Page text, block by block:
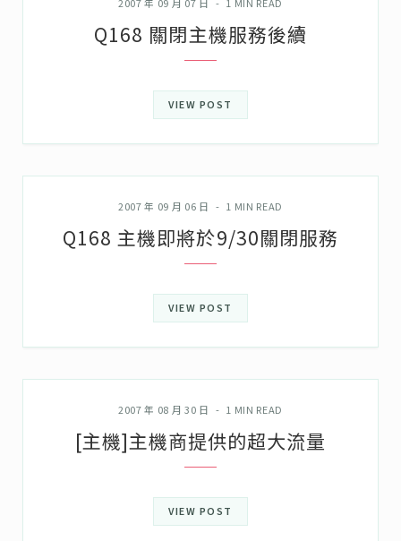
Q168 關閉主機服務後續
VIEW POST
2007 年 09 月 06 日 1 MIN READ
Q168 主機即將於9/30關閉服務
VIEW POST
2007 年 08 月 30 日 1 MIN READ
[主機]主機商提供的超大流量
VIEW POST